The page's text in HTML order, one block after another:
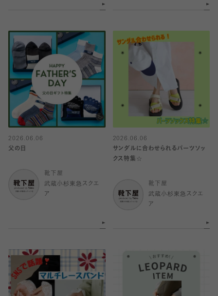
2026.06.06
父の日
靴下屋
武蔵小杉東急スクエ
ア
2026.06.06
サンダルに合わせられるパーツソッ
クス特集☆
靴下屋
武蔵小杉東急スクエ
ア